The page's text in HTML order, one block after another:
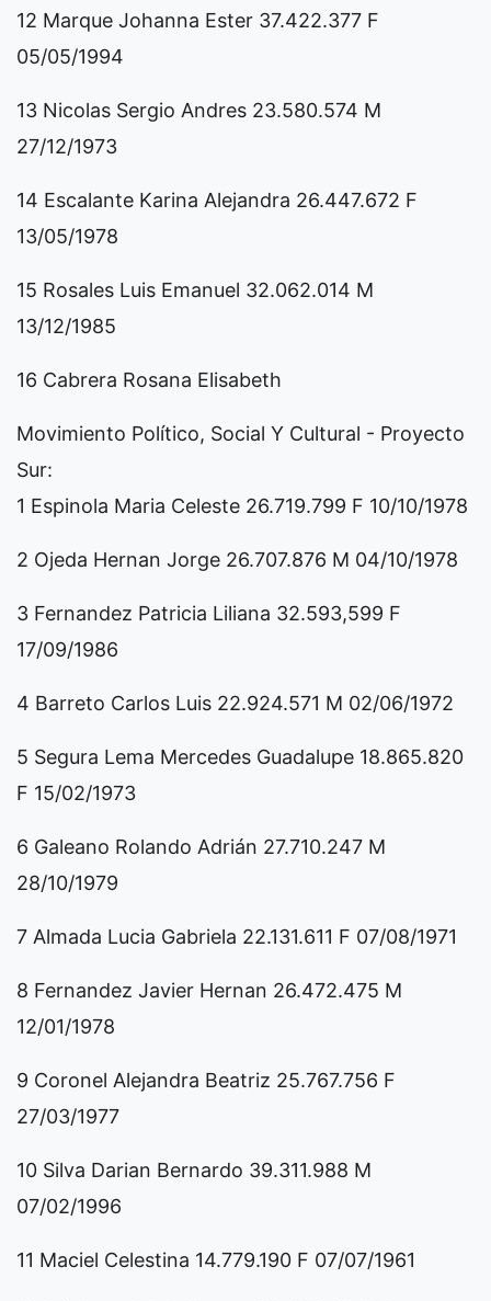
12 Marque Johanna Ester 37.422.377 F
05/05/1994
13 Nicolas Sergio Andres 23.580.574 M
27/12/1973
14 Escalante Karina Alejandra 26.447.672 F
13/05/1978
15 Rosales Luis Emanuel 32.062.014 M
13/12/1985
16 Cabrera Rosana Elisabeth
Movimiento Político, Social Y Cultural - Proyecto
Sur:
1 Espinola Maria Celeste 26.719.799 F 10/10/1978
2 Ojeda Hernan Jorge 26.707.876 M 04/10/1978
3 Fernandez Patricia Liliana 32.593,599 F
17/09/1986
4 Barreto Carlos Luis 22.924.571 M 02/06/1972
5 Segura Lema Mercedes Guadalupe 18.865.820
F 15/02/1973
6 Galeano Rolando Adrián 27.710.247 M
28/10/1979
7 Almada Lucia Gabriela 22.131.611 F 07/08/1971
8 Fernandez Javier Hernan 26.472.475 M
12/01/1978
9 Coronel Alejandra Beatriz 25.767.756 F
27/03/1977
10 Silva Darian Bernardo 39.311.988 M
07/02/1996
11 Maciel Celestina 14.779.190 F 07/07/1961